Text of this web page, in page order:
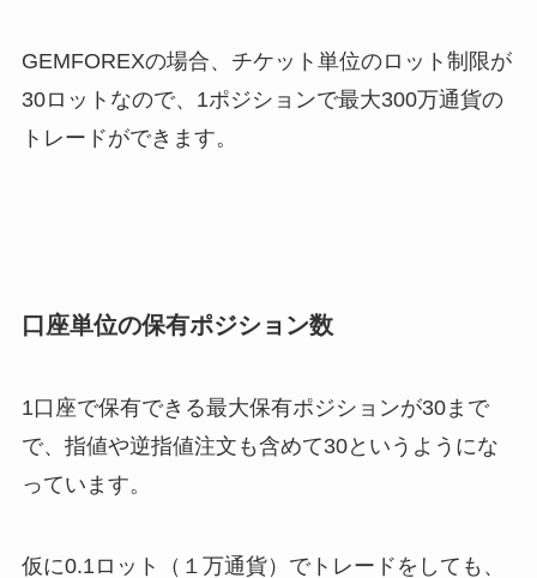
GEMFOREXの場合、チケット単位のロット制限が
30ロットなので、1ポジションで最大300万通貨の
トレードができます。
口座単位の保有ポジション数
1口座で保有できる最大保有ポジションが30まで
で、指値や逆指値注文も含めて30というようにな
っています。
仮に0.1ロット（１万通貨）でトレードをしても、